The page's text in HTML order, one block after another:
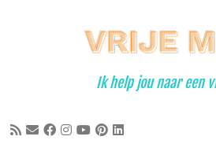
Ik help jou naar een